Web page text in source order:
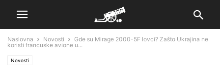
Naslovna Novosti
Gde su Mirage 2000-5F lovci? Zašto Ukrajina ne
koristi francuske avione u...
Novosti